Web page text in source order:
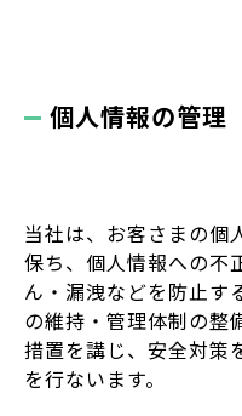
個人情報の管理
当社は、お客さまの個
保ち、個人情報への不
ん・漏洩などを防止す
の維持・管理体制の整
措置を講じ、安全対策
を行ないます。